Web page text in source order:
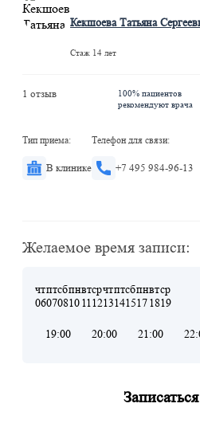
Кекшоева Татьяна
Стаж 14 лет
1 отзыв
100% пациентов
рекомендуют врача
Тип приема:
В клинике
Телефон для связи:
+7 495 984-96-13
Желаемое время записи:
чт
06
пт
07
сб
08
пн
10
вт
11
ср
12
чт
13
пт
14
сб
15
пн
17
вт
18
ср
19
19:00 20:00 21:00